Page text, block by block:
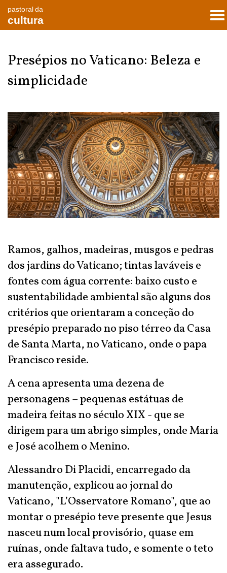
pastoral da
cultura
Presépios no Vaticano: Beleza e
simplicidade
Ramos, galhos, madeiras, musgos e pedras
dos jardins do Vaticano; tintas laváveis e
fontes com água corrente: baixo custo e
sustentabilidade ambiental são alguns dos
critérios que orientaram a conceção do
presépio preparado no piso térreo da Casa
de Santa Marta, no Vaticano, onde o papa
Francisco reside.
A cena apresenta uma dezena de
personagens – pequenas estátuas de
madeira feitas no século XIX - que se
dirigem para um abrigo simples, onde Maria
e José acolhem o Menino.
Alessandro Di Placidi, encarregado da
manutenção, explicou ao jornal do
Vaticano, "L’Osservatore Romano", que ao
montar o presépio teve presente que Jesus
nasceu num local provisório, quase em
ruínas, onde faltava tudo, e somente o teto
era assegurado.